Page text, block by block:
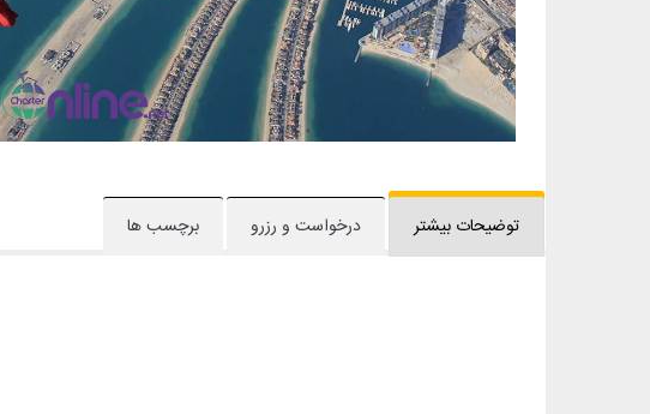
توضیحات بیشتر درخواست و رزرو برچسب ها